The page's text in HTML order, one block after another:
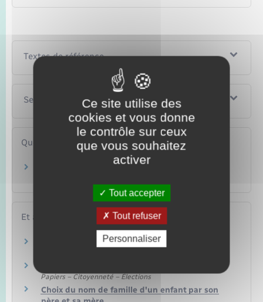
Textes de référence
Services en ligne et formulaires
Questions ? Réponses !
Et aussi
Changement d'état civil
Papiers – Citoyenneté – Élections
Choix du nom de famille d'un enfant par son
Ce site utilise des
cookies et vous donne
le contrôle sur ceux
que vous souhaitez
activer
Tout accepter
Tout refuser
Personnaliser